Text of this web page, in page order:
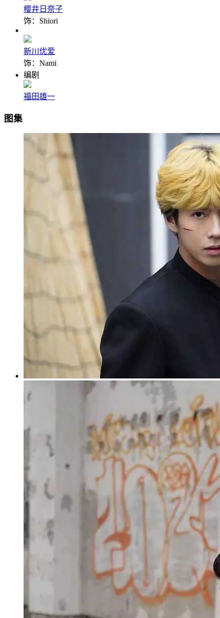
樱井日奈子
饰：Shiori
新川优爱
饰：Nami
编剧
福田雄一
图集